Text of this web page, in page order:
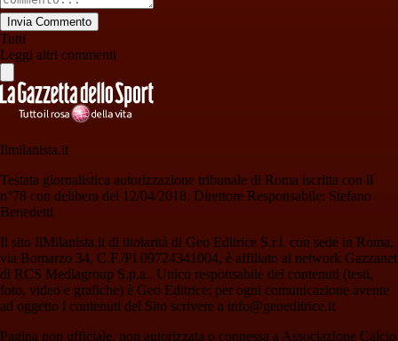
Invia Commento
Tutti
Leggi altri commenti
Ilmilanista.it
Testata giornalistica autorizzazione tribunale di Roma iscritta con il
n°78 con delibera del 12/04/2018. Direttore Responsabile: Stefano
Benedetti
Il sito IlMilanista.it di titolarità di Geo Editrice S.r.l. con sede in Roma,
via Bomarzo 34, C.F./PI 09724341004, è affiliato al network Gazzanet
di RCS Mediagroup S.p.a.. Unico responsabile dei contenuti (testi,
foto, video e grafiche) è Geo Editrice; per ogni comunicazione avente
ad oggetto i contenuti del Sito scrivere a info@geoeditrice.it
Pagina non ufficiale, non autorizzata o connessa a Associazione Calcio